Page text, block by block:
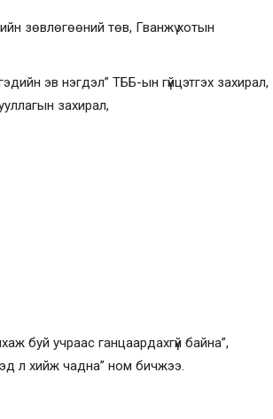
зөвлөгөөний төв, Гванжү хотын
эв нэгдэл” ТББ-ын гүйцэтгэх захирал,
захирал,
буй учраас ганцаардахгүй байна”,
л хийж чадна” ном бичжээ.